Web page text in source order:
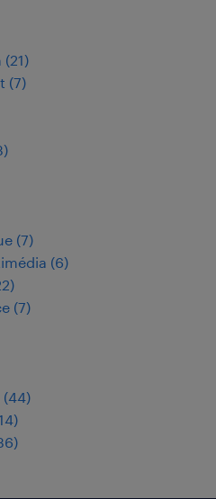
(21)
(7)
)
(7)
(6)
)
(7)
(44)
)
)